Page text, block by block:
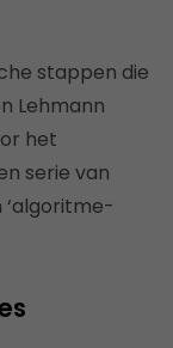
stappen die
Lehmann
het
serie van